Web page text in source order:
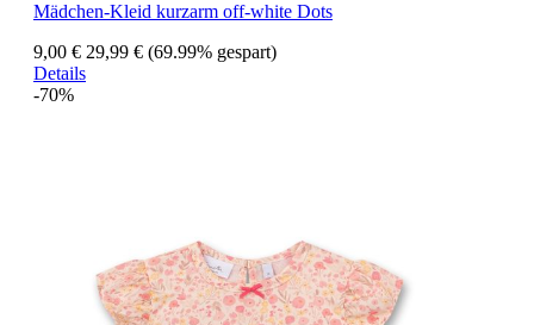
Mädchen-Kleid kurzarm off-white Dots
9,00 € 29,99 € (69.99% gespart)
Details
-70%